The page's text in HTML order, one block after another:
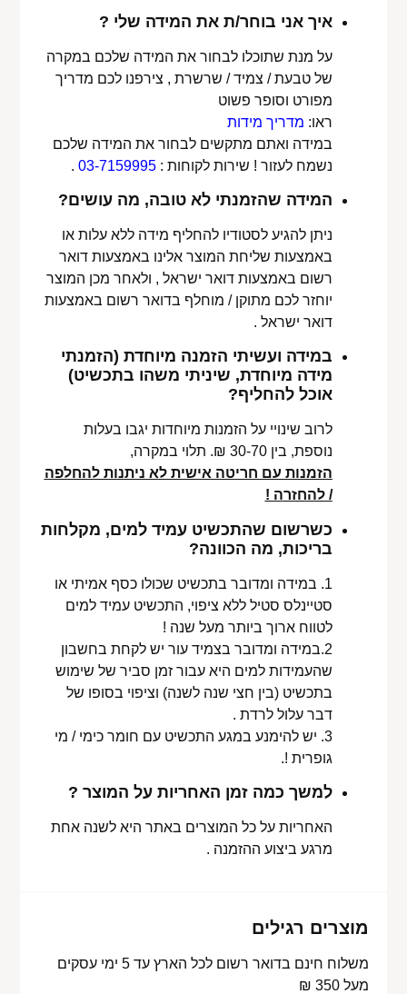
איך אני בוחר/ת את המידה שלי ?
על מנת שתוכלו לבחור את המידה שלכם במקרה
של טבעת / צמיד / שרשרת , צירפנו לכם מדריך
מפורט וסופר פשוט
ראו: מדריך מידות
במידה ואתם מתקשים לבחור את המידה שלכם
נשמח לעזור ! שירות לקוחות :03-7159995
.
המידה שהזמנתי לא טובה, מה עושים?
ניתן להגיע לסטודיו להחליף מידה ללא עלות או
באמצעות שליחת המוצר אלינו באמצעות דואר
רשום באמצעות דואר ישראל , ולאחר מכן המוצר
יוחזר לכם מתוקן / מוחלף בדואר רשום באמצעות
דואר ישראל .
במידה ועשיתי הזמנה מיוחדת (הזמנתי
מידה מיוחדת, שיניתי משהו בתכשיט)
אוכל להחליף?
לרוב שינויי על הזמנות מיוחדות יגבו בעלות
נוספת, בין 30-70 ₪. תלוי במקרה,
הזמנות עם חריטה אישית לא ניתנות להחלפה
/ להחזרה !
כשרשום שהתכשיט עמיד למים, מקלחות
בריכות, מה הכוונה?
1. במידה ומדובר בתכשיט שכולו כסף אמיתי או
סטיינלס סטיל ללא ציפוי, התכשיט עמיד למים
לטווח ארוך ביותר מעל שנה !
2.במידה ומדובר בצמיד עור יש לקחת בחשבון
שהעמידות למים היא עבור זמן סביר של שימוש
בתכשיט (בין חצי שנה לשנה) וציפוי בסופו של
דבר עלול לרדת .
3. יש להימנע במגע התכשיט עם חומר כימי / מי
גופרית !.
למשך כמה זמן האחריות על המוצר ?
האחריות על כל המוצרים באתר היא לשנה אחת
מרגע ביצוע ההזמנה .
מוצרים רגילים
משלוח חינם בדואר רשום לכל הארץ עד 5 ימי עסקים
מעל 350 ₪